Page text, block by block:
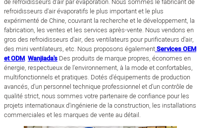
refroidisseurs d'air évaporatifs le plus important et le plus
expérimenté de Chine, couvrant la recherche et le développement, la
fabrication, les ventes et les services après-vente. Nous vendons en
gros des refroidisseurs d'air, des ventilateurs pour purificateurs d'air,
des mini ventilateurs, etc. Nous proposons égalementServices OEM
et ODM. Wanjiada's Des produits de marque propres, économes en
énergie, respectueux de l'environnement, à la mode et confortables,
multifonctionnels et pratiques. Dotés d'équipements de production
avancés, d'un personnel technique professionnel et d'un contrôle de
qualité strict, nous sommes votre partenaire de confiance pour les
projets internationaux d'ingénierie de la construction, les installations
commerciales et les marques de vente au détail.